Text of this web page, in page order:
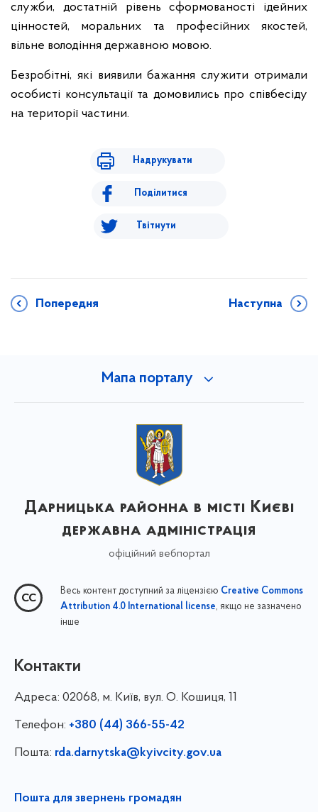
служби, достатній рівень сформованості ідейних
цінностей, моральних та професійних якостей,
вільне володіння державною мовою.
Безробітні, які виявили бажання служити отримали
особисті консультації та домовились про співбесіду
на території частини.
Надрукувати
Поділитися
Твітнути
Попередня Наступна
Мапа порталу
Дарницька районна в місті Києві
державна адміністрація
офіційний вебпортал
Весь контент доступний за ліцензією Creative Commons
Attribution 4.0 International license, якщо не зазначено
інше
Контакти
Адреса: 02068, м. Київ, вул. О. Кошиця, 11
Телефон: +380 (44) 366-55-42
Пошта: rda.darnytska@kyivcity.gov.ua
Пошта для звернень громадян